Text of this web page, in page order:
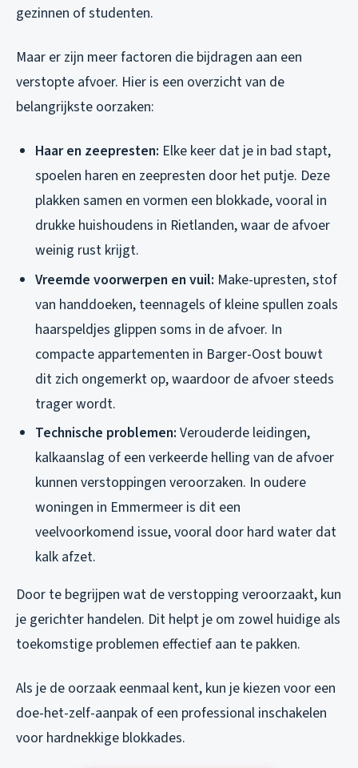
gezinnen of studenten.
Maar er zijn meer factoren die bijdragen aan een
verstopte afvoer. Hier is een overzicht van de
belangrijkste oorzaken:
Haar en zeepresten: Elke keer dat je in bad stapt,
spoelen haren en zeepresten door het putje. Deze
plakken samen en vormen een blokkade, vooral in
drukke huishoudens in Rietlanden, waar de afvoer
weinig rust krijgt.
Vreemde voorwerpen en vuil: Make-upresten, stof
van handdoeken, teennagels of kleine spullen zoals
haarspeldjes glippen soms in de afvoer. In
compacte appartementen in Barger-Oost bouwt
dit zich ongemerkt op, waardoor de afvoer steeds
trager wordt.
Technische problemen: Verouderde leidingen,
kalkaanslag of een verkeerde helling van de afvoer
kunnen verstoppingen veroorzaken. In oudere
woningen in Emmermeer is dit een
veelvoorkomend issue, vooral door hard water dat
kalk afzet.
Door te begrijpen wat de verstopping veroorzaakt, kun
je gerichter handelen. Dit helpt je om zowel huidige als
toekomstige problemen effectief aan te pakken.
Als je de oorzaak eenmaal kent, kun je kiezen voor een
doe-het-zelf-aanpak of een professional inschakelen
voor hardnekkige blokkades.